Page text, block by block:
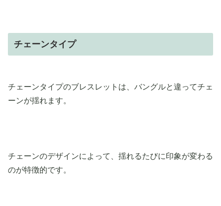
チェーンタイプ
チェーンタイプのブレスレットは、バングルと違ってチェ
ーンが揺れます。
チェーンのデザインによって、揺れるたびに印象が変わる
のが特徴的です。